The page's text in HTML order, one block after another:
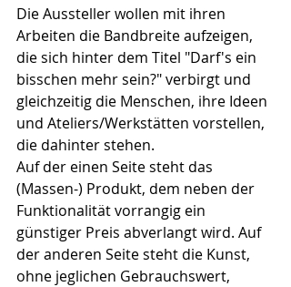
Die Aussteller wollen mit ihren
Arbeiten die Bandbreite aufzeigen,
die sich hinter dem Titel "Darf's ein
bisschen mehr sein?" verbirgt und
gleichzeitig die Menschen, ihre Ideen
und Ateliers/Werkstätten vorstellen,
die dahinter stehen.
Auf der einen Seite steht das
(Massen-) Produkt, dem neben der
Funktionalität vorrangig ein
günstiger Preis abverlangt wird. Auf
der anderen Seite steht die Kunst,
ohne jeglichen Gebrauchswert,